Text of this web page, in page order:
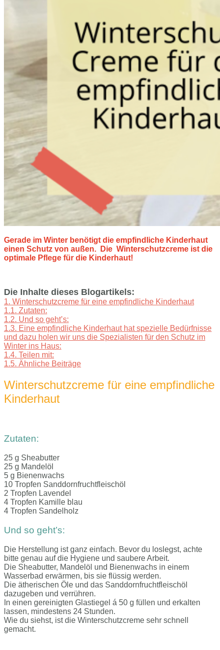
Gerade im Winter benötigt die empfindliche Kinderhaut
einen Schutz von außen. Die Winterschutzcreme ist die
optimale Pflege für die Kinderhaut!
Die Inhalte dieses Blogartikels:
1. Winterschutzcreme für eine empfindliche Kinderhaut
1.1. Zutaten:
1.2. Und so geht’s:
1.3. Eine empfindliche Kinderhaut hat spezielle Bedürfnisse
und dazu holen wir uns die Spezialisten für den Schutz im
Winter ins Haus:
1.4. Teilen mit:
1.5. Ähnliche Beiträge
Winterschutzcreme für eine empfindliche
Kinderhaut
Zutaten:
25 g Sheabutter
25 g Mandelöl
5 g Bienenwachs
10 Tropfen Sanddornfruchtfleischöl
2 Tropfen Lavendel
4 Tropfen Kamille blau
4 Tropfen Sandelholz
Und so geht’s:
Die Herstellung ist ganz einfach. Bevor du loslegst, achte
bitte genau auf die Hygiene und saubere Arbeit.
Die Sheabutter, Mandelöl und Bienenwachs in einem
Wasserbad erwärmen, bis sie flüssig werden.
Die ätherischen Öle und das Sanddornfruchtfleischöl
dazugeben und verrühren.
In einen gereinigten Glastiegel á 50 g füllen und erkalten
lassen, mindestens 24 Stunden.
Wie du siehst, ist die Winterschutzcreme sehr schnell
gemacht.